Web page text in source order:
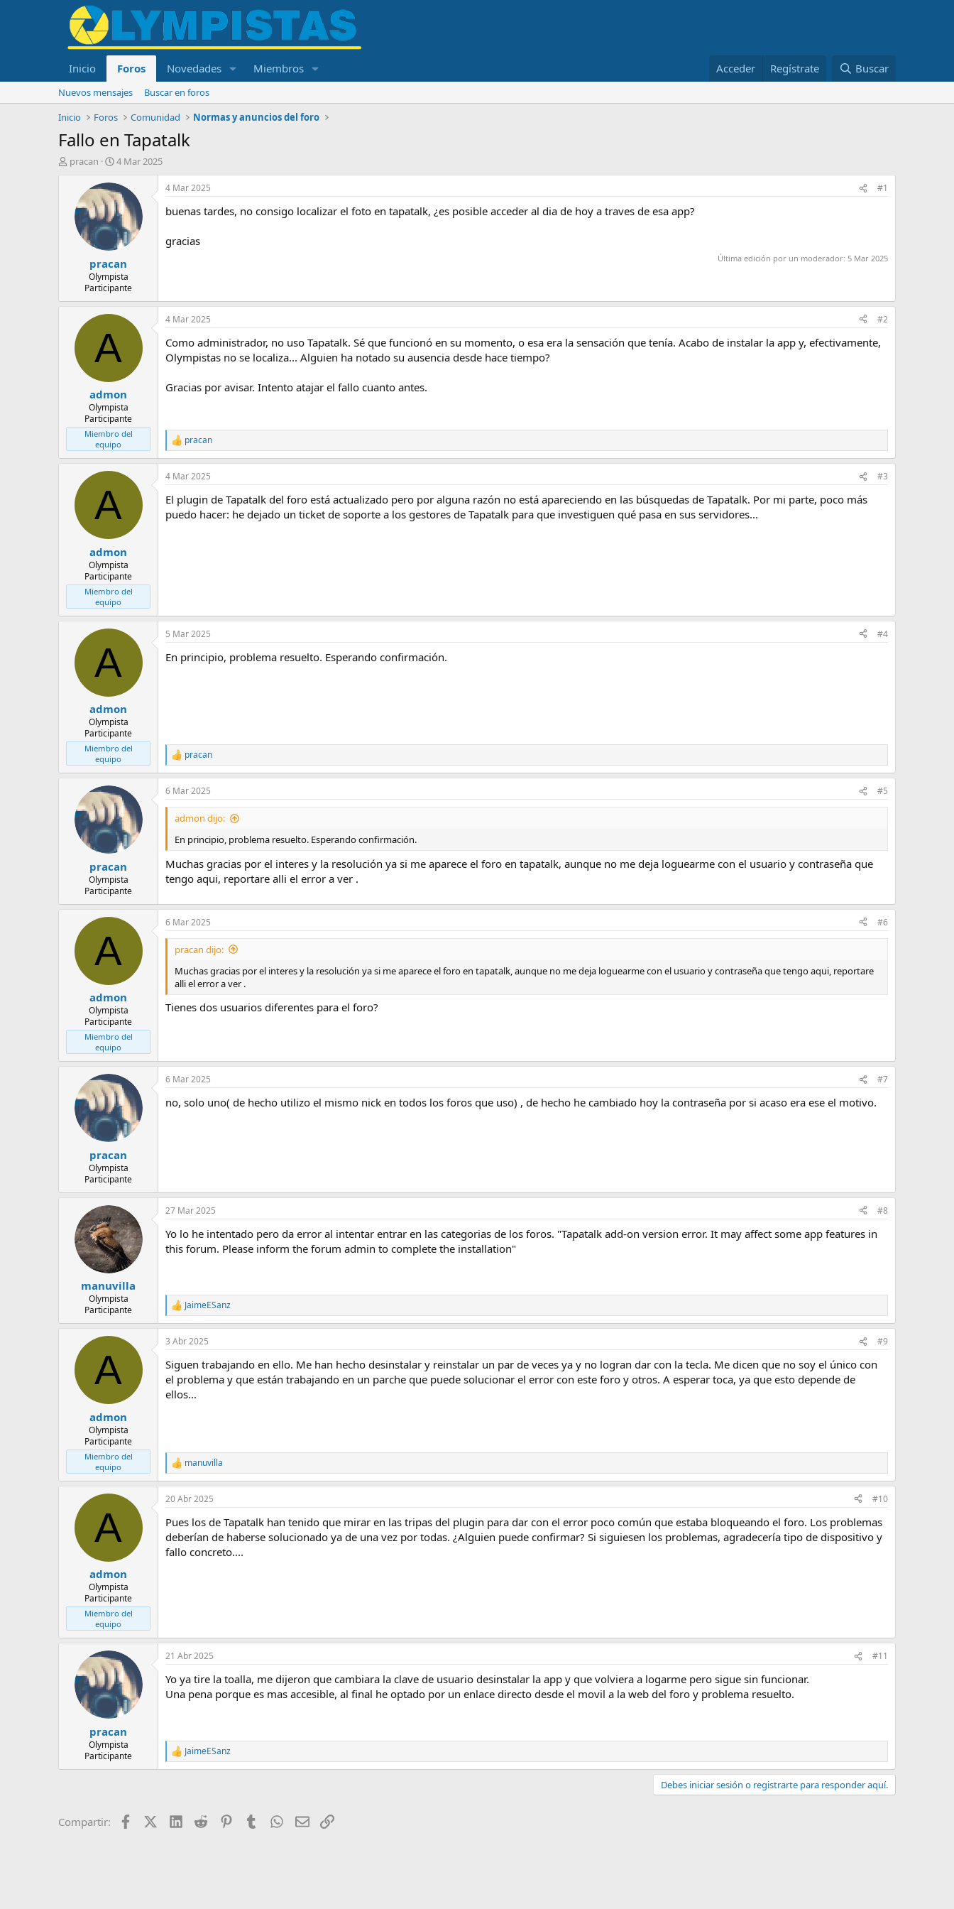
Inicio Foros Novedades Miembros Acceder Regístrate Buscar
Nuevos mensajes
Buscar en foros
Inicio
Foros Comunidad Normas y anuncios del foro
Fallo en Tapatalk
I
l
m
pracan
F
c
h
a
d
e
i
n
i
c
i
o
4 Mar 2025
pracan
Olympista
Participante
4 Mar 2025 #1
buenas tardes, no consigo localizar el foto en tapatalk, ¿es posible acceder al dia de hoy a traves de esa app?
gracias
Última edición por un moderador: 5 Mar 2025
A
admon
Olympista
Participante
Miembro del
equipo
4 Mar 2025 #2
Como administrador, no uso Tapatalk. Sé que funcionó en su momento, o esa era la sensación que tenía. Acabo de instalar la app y, efectivamente,
Olympistas no se localiza... Alguien ha notado su ausencia desde hace tiempo?
Gracias por avisar. Intento atajar el fallo cuanto antes.
R
e
a
c
i
o
pracan
A
admon
Olympista
Participante
Miembro del
equipo
4 Mar 2025 #3
El plugin de Tapatalk del foro está actualizado pero por alguna razón no está apareciendo en las búsquedas de Tapatalk. Por mi parte, poco más
puedo hacer: he dejado un ticket de soporte a los gestores de Tapatalk para que investiguen qué pasa en sus servidores...
A
admon
Olympista
Participante
Miembro del
equipo
5 Mar 2025 #4
En principio, problema resuelto. Esperando confirmación.
R
e
a
c
c
e
s
pracan
pracan
Olympista
Participante
6 Mar 2025 #5
admon dijo:
En principio, problema resuelto. Esperando confirmación.
Muchas gracias por el interes y la resolución ya si me aparece el foro en tapatalk, aunque no me deja loguearme con el usuario y contraseña que
tengo aqui, reportare alli el error a ver .
A
admon
Olympista
Participante
Miembro del
equipo
6 Mar 2025 #6
pracan dijo:
Muchas gracias por el interes y la resolución ya si me aparece el foro en tapatalk, aunque no me deja loguearme con el usuario y contraseña que tengo aqui, reportare
alli el error a ver .
Tienes dos usuarios diferentes para el foro?
pracan
Olympista
Participante
6 Mar 2025 #7
no, solo uno( de hecho utilizo el mismo nick en todos los foros que uso) , de hecho he cambiado hoy la contraseña por si acaso era ese el motivo.
manuvilla
Olympista
Participante
27 Mar 2025 #8
Yo lo he intentado pero da error al intentar entrar en las categorias de los foros. "Tapatalk add-on version error. It may affect some app features in
this forum. Please inform the forum admin to complete the installation"
R
e
a
c
i
o
n
e
JaimeESanz
A
admon
Olympista
Participante
Miembro del
equipo
3 Abr 2025 #9
Siguen trabajando en ello. Me han hecho desinstalar y reinstalar un par de veces ya y no logran dar con la tecla. Me dicen que no soy el único con
el problema y que están trabajando en un parche que puede solucionar el error con este foro y otros. A esperar toca, ya que esto depende de
ellos...
R
e
a
c
i
o
e
manuvilla
A
admon
Olympista
Participante
Miembro del
equipo
20 Abr 2025 #10
Pues los de Tapatalk han tenido que mirar en las tripas del plugin para dar con el error poco común que estaba bloqueando el foro. Los problemas
deberían de haberse solucionado ya de una vez por todas. ¿Alguien puede confirmar? Si siguiesen los problemas, agradecería tipo de dispositivo y
fallo concreto....
pracan
Olympista
Participante
21 Abr 2025 #11
Yo ya tire la toalla, me dijeron que cambiara la clave de usuario desinstalar la app y que volviera a logarme pero sigue sin funcionar.
Una pena porque es mas accesible, al final he optado por un enlace directo desde el movil a la web del foro y problema resuelto.
R
e
o
JaimeESanz
Debes iniciar sesión o registrarte para responder aquí.
Compartir: FacebookX (Twitter)
LinkedIn
Reddit PinterestTumblrWhatsApp
EmailEnlace